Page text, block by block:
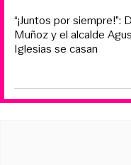
“¡Juntos por siempre!”:
Muñoz y el alcalde
Iglesias se casan